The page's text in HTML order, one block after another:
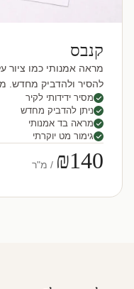
קנבס
מראה אמנותי כמו ציור
להסיר ולהדביק מחדש.
מסיר ידידותי לקיר
ניתן להדביק מחדש
מראה בד אמנותי
גימור מט יוקרתי
₪140 / מ"ר